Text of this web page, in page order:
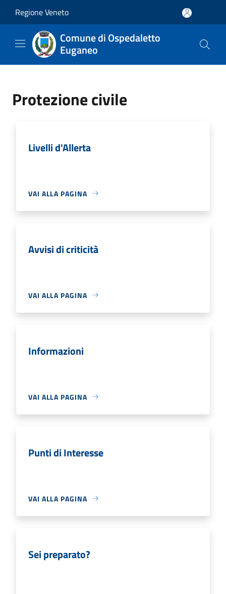
Regione Veneto
Comune di Ospedaletto
Euganeo
Protezione civile
Livelli d'Allerta
VAI ALLA PAGINA
Avvisi di criticità
VAI ALLA PAGINA
Informazioni
VAI ALLA PAGINA
Punti di Interesse
VAI ALLA PAGINA
Sei preparato?